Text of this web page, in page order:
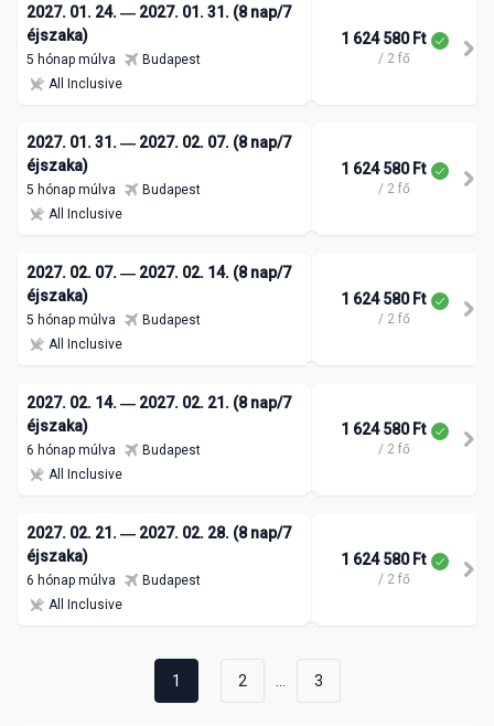
2027. 01. 24. ― 2027. 01. 31. (8 nap/7
éjszaka)
5 hónap múlva
Budapest
All Inclusive
1 624 580 Ft
/ 2 fő
2027. 01. 31. ― 2027. 02. 07. (8 nap/7
éjszaka)
5 hónap múlva
Budapest
All Inclusive
1 624 580 Ft
/ 2 fő
2027. 02. 07. ― 2027. 02. 14. (8 nap/7
éjszaka)
5 hónap múlva
Budapest
All Inclusive
1 624 580 Ft
/ 2 fő
2027. 02. 14. ― 2027. 02. 21. (8 nap/7
éjszaka)
6 hónap múlva
Budapest
All Inclusive
1 624 580 Ft
/ 2 fő
2027. 02. 21. ― 2027. 02. 28. (8 nap/7
éjszaka)
6 hónap múlva
Budapest
All Inclusive
1 624 580 Ft
/ 2 fő
1 2 3